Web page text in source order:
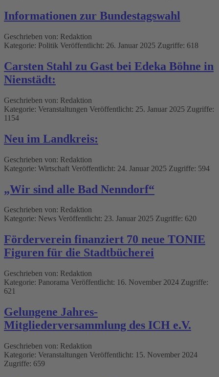
Informationen zur Bundestagswahl
Geschrieben von: Redaktion
Kategorie: Politik Veröffentlicht: 26. Januar 2025 Zugriffe: 618
Carsten Stahl zu Gast bei Edeka Böhne in
Nienstädt:
Geschrieben von: Redaktion
Kategorie: Veranstaltungen Veröffentlicht: 25. Januar 2025 Zugriffe:
1154
Neu im Landkreis:
Geschrieben von: Redaktion
Kategorie: Wirtschaft Veröffentlicht: 24. Januar 2025 Zugriffe: 594
„Wir sind alle Bad Nenndorf“
Geschrieben von: Redaktion
Kategorie: News Veröffentlicht: 23. Januar 2025 Zugriffe: 620
Förderverein finanziert 70 neue TONIE
Figuren für die Stadtbücherei
Geschrieben von: Redaktion
Kategorie: Panorama Veröffentlicht: 16. November 2024 Zugriffe:
621
Gelungene Jahres-
Mitgliederversammlung des ICH e.V.
Geschrieben von: Redaktion
Kategorie: Veranstaltungen Veröffentlicht: 15. November 2024
Zugriffe: 659